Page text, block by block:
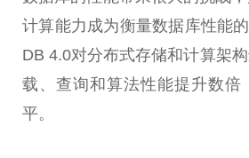
计算能力成为衡量数据库性能
DB 4.0对分布式存储和计算架
载、查询和算法性能提升数倍
平。